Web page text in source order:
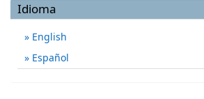
Idioma
English
Español